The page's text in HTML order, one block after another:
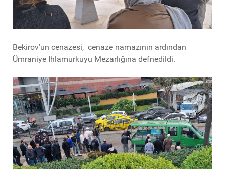
Bekirov’un cenazesi, cenaze namazının ardından
Ümraniye Ihlamurkuyu Mezarlığına defnedildi.